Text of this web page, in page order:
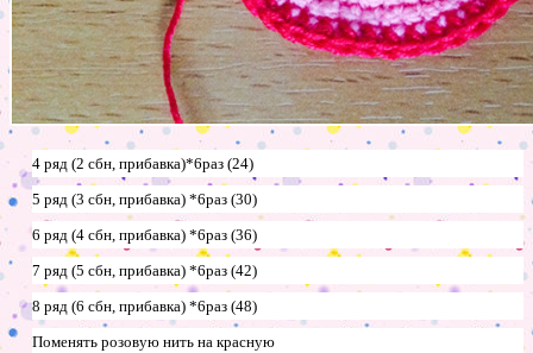
4 ряд (2 сбн, прибавка)*6раз (24)
5 ряд (3 сбн, прибавка) *6раз (30)
6 ряд (4 сбн, прибавка) *6раз (36)
7 ряд (5 сбн, прибавка) *6раз (42)
8 ряд (6 сбн, прибавка) *6раз (48)
Поменять розовую нить на красную